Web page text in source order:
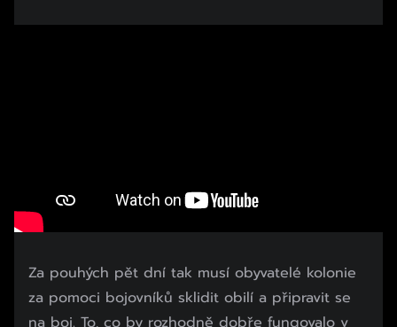
Za pouhých pět dní tak musí obyvatelé kolonie
za pomoci bojovníků sklidit obilí a připravit se
na boj. To, co by rozhodně dobře fungovalo v